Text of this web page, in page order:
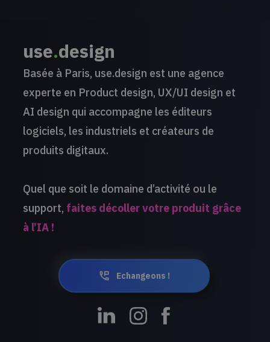
use.design
Basée à Paris, use.design est une agence
experte en Product design, UX/UI design et
AI design qui accompagne les éditeurs
logiciels, les industriels et créateurs de
produits digitaux.
Quel que soit le domaine d’activité ou le
support, faites décoller votre produit grâce
à l’IA !
Echangeons !